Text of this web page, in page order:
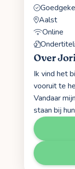
Aalst
Online
Over
Ik vind het
vooruit te
Vandaar
staan bij